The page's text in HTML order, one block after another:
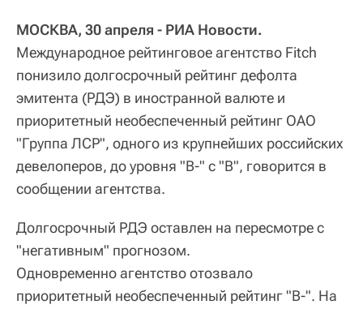
МОСКВА, 30 апреля - РИА Новости.
Международное рейтинговое агентство Fitch
понизило долгосрочный рейтинг дефолта
эмитента (РДЭ) в иностранной валюте и
приоритетный необеспеченный рейтинг ОАО
"Группа ЛСР", одного из крупнейших российских
девелоперов, до уровня "B-" с "В", говорится в
сообщении агентства.
Долгосрочный РДЭ оставлен на пересмотре с
"негативным" прогнозом.
Одновременно агентство отозвало
приоритетный необеспеченный рейтинг "B-". На